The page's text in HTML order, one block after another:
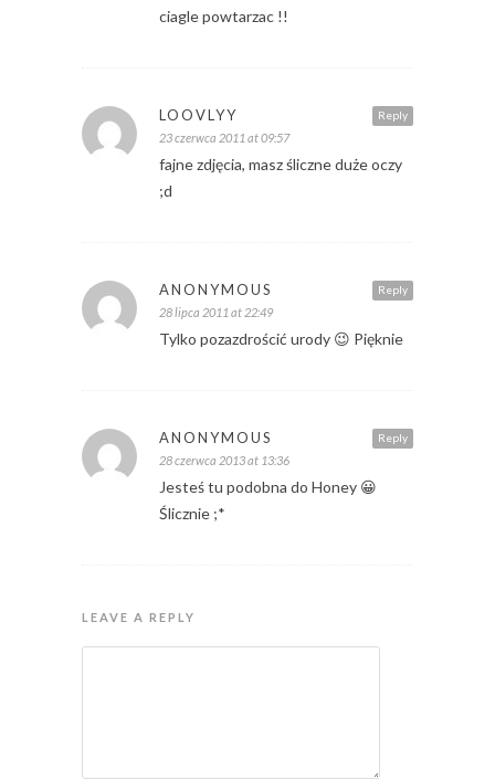
ciagle powtarzac !!
Reply
LOOVLYY
23 czerwca 2011 at 09:57
fajne zdjęcia, masz śliczne duże oczy
;d
Reply
ANONYMOUS
28 lipca 2011 at 22:49
Tylko pozazdrościć urody 😉 Pięknie
Reply
ANONYMOUS
28 czerwca 2013 at 13:36
Jesteś tu podobna do Honey 😀
Ślicznie ;*
LEAVE A REPLY